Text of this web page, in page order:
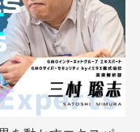
応用
技術書典
映像
務効率化